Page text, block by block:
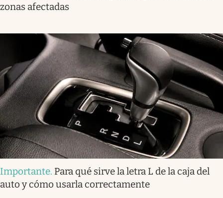
zonas afectadas
Importante. Para qué sirve la letra L de la caja del
auto y cómo usarla correctamente